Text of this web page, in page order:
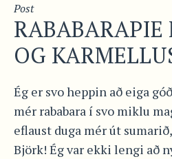
Post
RABABARAPIE
OG
Ég er svo heppin að eiga
mér rababara í svo miklu
eflaust duga mér út
Björk! Ég var ekki lengi að